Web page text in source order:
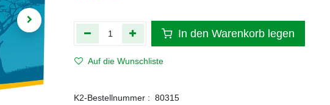
In den Warenkorb legen
Auf die Wunschliste
K2-Bestellnummer : 80315